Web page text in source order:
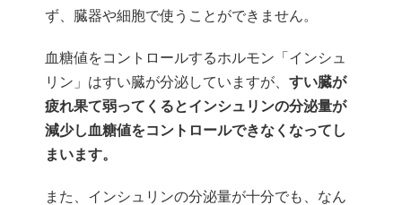
ず、臓器や細胞で使うことができません。
血糖値をコントロールするホルモン「インシュ
リン」はすい臓が分泌していますが、 すい臓が
疲れ果て弱ってくるとインシュリンの分泌量が
減少し血糖値をコントロールできなくなってし
まいます。
また、インシュリンの分泌量が十分でも、なん